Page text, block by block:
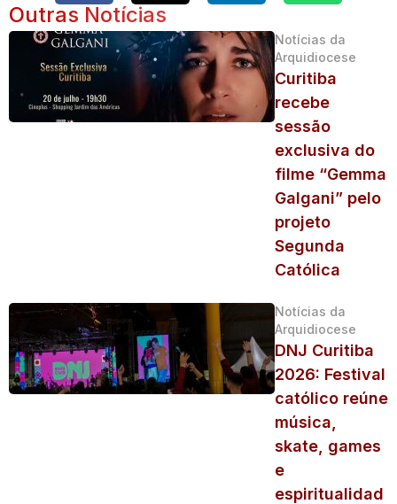
Outras Notícias
Notícias da
Arquidiocese
Curitiba
recebe
sessão
exclusiva do
filme “Gemma
Galgani” pelo
projeto
Segunda
Católica
Notícias da
Arquidiocese
DNJ Curitiba
2026: Festival
católico reúne
música,
skate, games
e
espiritualidad